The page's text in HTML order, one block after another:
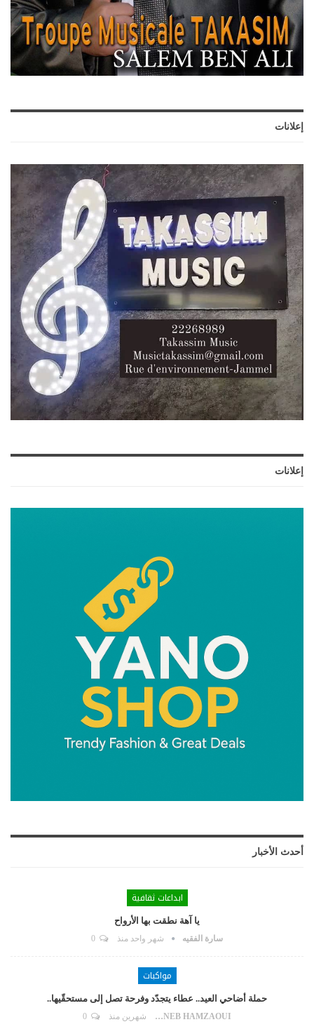
إعلانات
إعلانات
أحدث الأخبار
ابداعات ثقافية
يا آهة نطقت بها الأرواح
سارة الفقيه شهر واحد منذ
مواكبات
حملة أضاحي العيد.. عطاء يتجدّد وفرحة تصل إلى مستحقّيها..
ZAYNEB HAMZAOUI شهرين منذ